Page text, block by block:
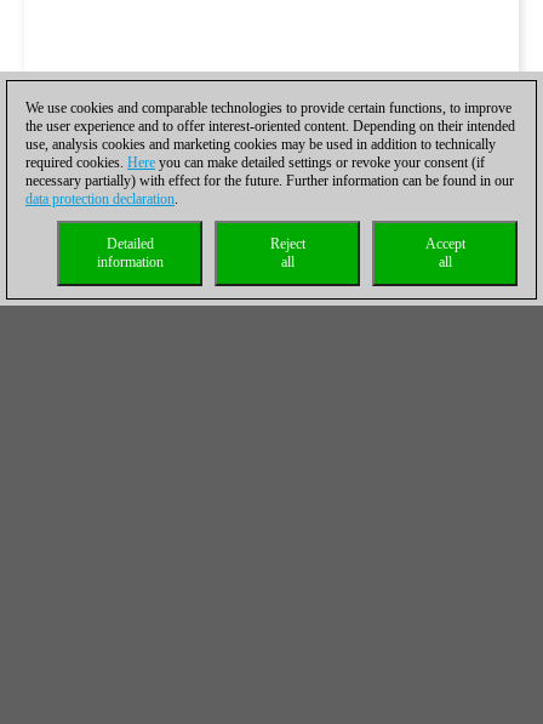
We use cookies and comparable technologies to provide certain functions, to improve
the user experience and to offer interest-oriented content. Depending on their intended
use, analysis cookies and marketing cookies may be used in addition to technically
required cookies. Here you can make detailed settings or revoke your consent (if
necessary partially) with effect for the future. Further information can be found in our
data protection declaration.
Accept
all
Reject
all
Detailed
information